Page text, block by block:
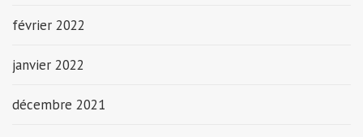
février 2022
janvier 2022
décembre 2021